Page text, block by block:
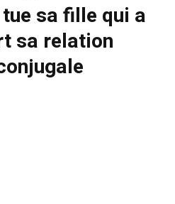
sa fille qui a
sa relation